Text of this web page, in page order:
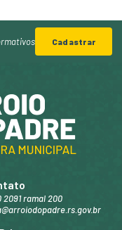
Cadastrar
2091 ramal 200